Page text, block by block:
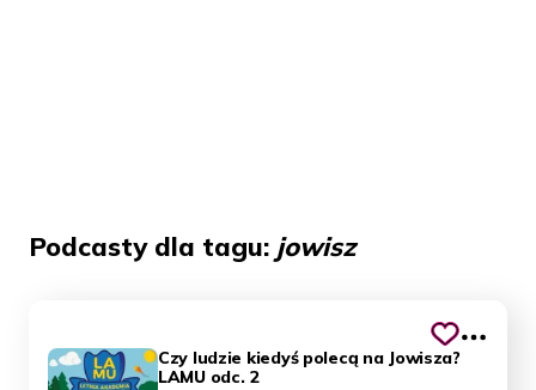
Podcasty dla tagu: jowisz
Czy ludzie kiedyś polecą na Jowisza?
LAMU odc. 2